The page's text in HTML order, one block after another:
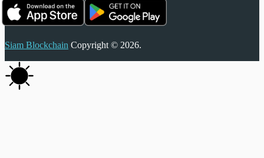
Siam Blockchain Copyright © 2026.